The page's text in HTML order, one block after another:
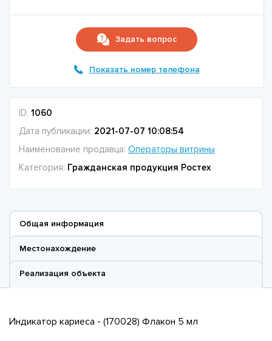
Задать вопрос
Показать номер телефона
ID: 1060
Дата публикации: 2021-07-07 10:08:54
Наименование продавца: Операторы витрины
Категория: Гражданская продукция Ростех
Общая информация
Местонахождение
Реализация объекта
Индикатор кариеса - (170028) Флакон 5 мл